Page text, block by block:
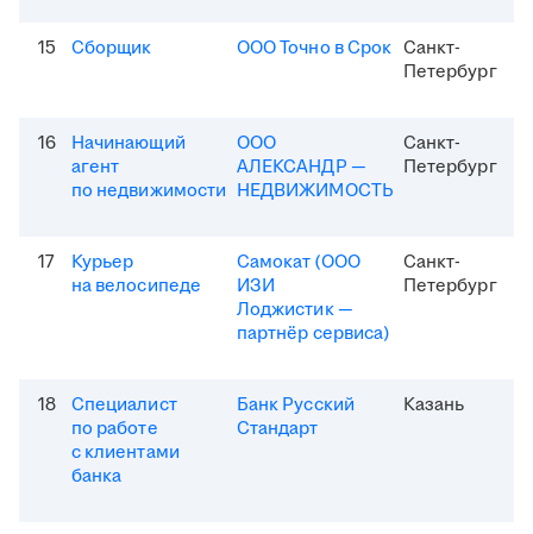
15 Сборщик ООО Точно в Срок Санкт-
Петербург
16
Начинающий
агент
по недвижимости
ООО
АЛЕКСАНДР —
НЕДВИЖИМОСТЬ
Санкт-
Петербург
17
Курьер
на велосипеде
Самокат (ООО
ИЗИ
Лоджистик —
партнёр сервиса)
Санкт-
Петербург
18
Специалист
по работе
с клиентами
банка
Банк Русский
Стандарт
Казань